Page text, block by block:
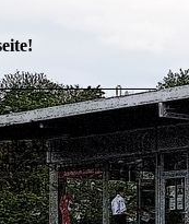
Kunden der
Marken, Wartung
sowie seit
Softecs-